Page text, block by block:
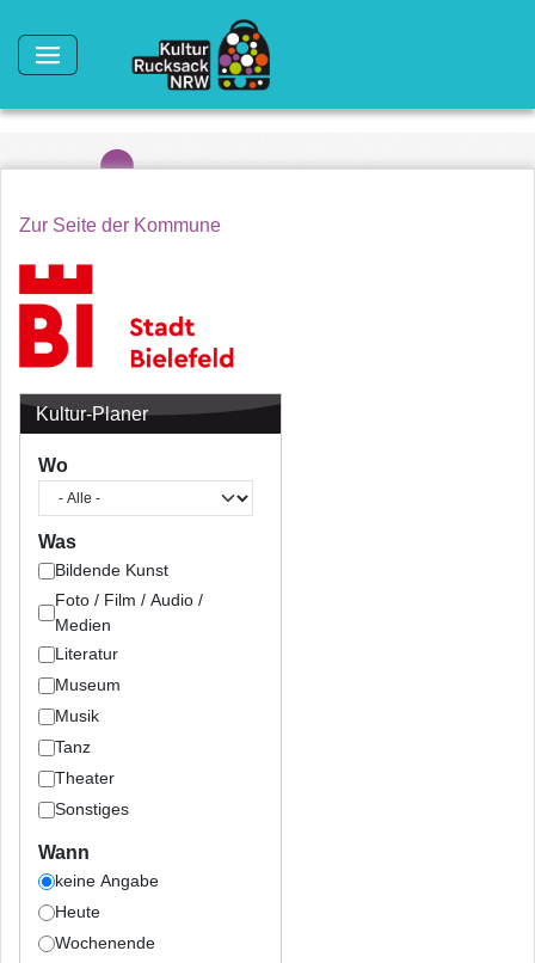
Zur Seite der Kommune
Kultur-Planer
Wo
Was
Bildende Kunst
Foto / Film / Audio /
Medien
Literatur
Museum
Musik
Tanz
Theater
Sonstiges
Wann
keine Angabe
Heute
Wochenende